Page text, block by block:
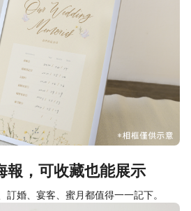
報，可收藏也能展示
訂婚、宴客、蜜月都值得一一記下。